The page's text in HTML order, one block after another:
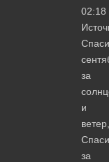
02:18
за
и
ветер,
за